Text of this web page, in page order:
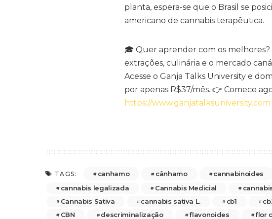
planta, espera-se que o Brasil se
americano de cannabis terapêutica.
🎓 Quer aprender com os
extrações, culinária e o mercado
Acesse o Ganja Talks University e
por apenas R$37/mês. 👉 Comece
https://www.ganjatalksuniversity.com
TAGS: canhamo cânhamo cannabinoides
cannabis legalizada
Cannabis Medicial
Cannabis Sativa
cannabis sativa L. cb1
CBN
descriminalização flavonoides flor